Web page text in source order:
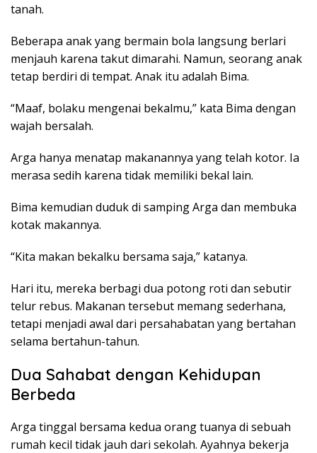
tanah.
Beberapa anak yang bermain bola langsung berlari
menjauh karena takut dimarahi. Namun, seorang anak
tetap berdiri di tempat. Anak itu adalah Bima.
“Maaf, bolaku mengenai bekalmu,” kata Bima dengan
wajah bersalah.
Arga hanya menatap makanannya yang telah kotor. Ia
merasa sedih karena tidak memiliki bekal lain.
Bima kemudian duduk di samping Arga dan membuka
kotak makannya.
“Kita makan bekalku bersama saja,” katanya.
Hari itu, mereka berbagi dua potong roti dan sebutir
telur rebus. Makanan tersebut memang sederhana,
tetapi menjadi awal dari persahabatan yang bertahan
selama bertahun-tahun.
Dua Sahabat dengan Kehidupan
Berbeda
Arga tinggal bersama kedua orang tuanya di sebuah
rumah kecil tidak jauh dari sekolah. Ayahnya bekerja